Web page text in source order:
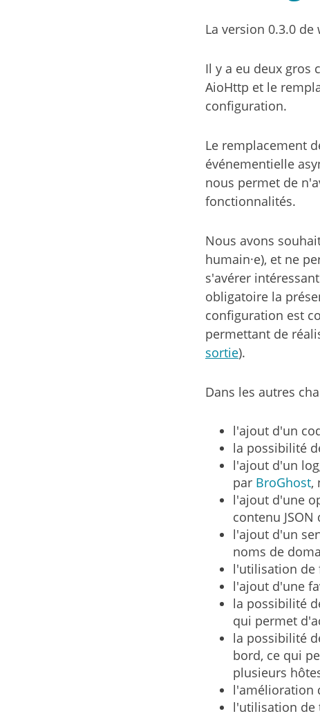
La version 0.3.0
Il y a eu deux gros
AioHttp et le
configuration.
Le remplacement
événementielle
nous permet de
fonctionnalités.
Nous avons
humain·e), et ne
s'avérer
obligatoire la
configuration est
permettant de
sortie).
Dans les autres
l'ajout d'un
la possibilité
l'ajout d'un
par BroGhost,
l'ajout d'une
contenu
l'ajout d'un
noms de
l'utilisation de
l'ajout d'une
la possibilité
qui permet
la possibilité
bord, ce qui
plusieurs
l'amélioration
l'utilisation de